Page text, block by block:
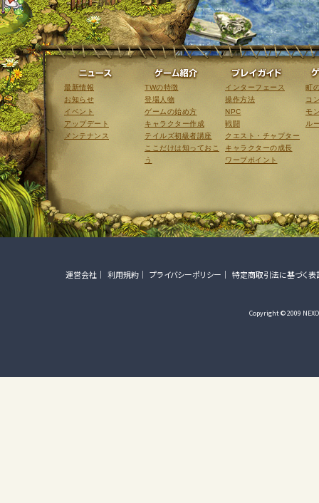
ニュース
最新情報
お知らせ
イベント
アップデート
メンテナンス
ゲーム紹介
TWの特徴
登場人物
ゲームの始め方
キャラクター作成
テイルズ初級者講座
ここだけは知っておこ
う
インターフェース
操作方法
NPC
戦闘
クエスト・チャプター
キャラクターの成長
ワープポイント
町
コ
モ
ル
運営会社 利用規約 プライバシーポリシー 特定商取引法に基づく表
Copyright © 2009